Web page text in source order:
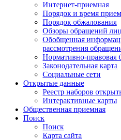
Интернет-приемная
Порядок и время
Порядок обжалования
Обзоры обращений лиц
Обобщенная
рассмотрения
Нормативно-правовая
Законодательная карта
Социальные сети
Открытые данные
Реестр наборов
Интерактивные карты
Общественная приемная
Поиск
Поиск
Карта сайта